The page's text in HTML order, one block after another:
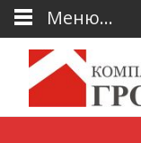
Меню...